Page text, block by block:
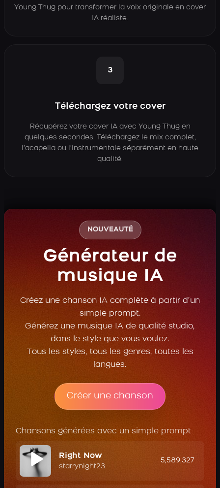
Young Thug pour transformer la voix originale en cover
IA réaliste.
3
Téléchargez votre cover
Récupérez votre cover IA avec Young Thug en
quelques secondes. Téléchargez le mix complet,
l’acapella ou l’instrumentale séparément en haute
qualité.
NOUVEAUTÉ
Générateur de
musique IA
Créez une chanson IA complète à partir d’un
simple prompt.
Générez une musique IA de qualité studio,
dans le style que vous voulez.
Tous les styles, tous les genres, toutes les
langues.
Créer une chanson
Chansons générées avec un simple prompt
Right Now
starrynight23
5,589,327